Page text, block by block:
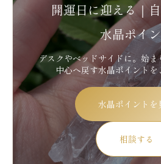
開運日に迎える｜
水晶ポイ
デスクやベッドサイドに。始ま
中心へ戻す水晶ポイントを
水晶ポイントを
相談する